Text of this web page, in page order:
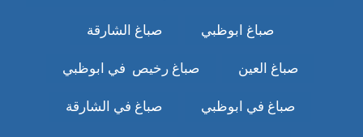
صباغ ابوظبي صباغ الشارقة
صباغ العين صباغ رخيص في ابوظبي
صباغ في ابوظبي صباغ في الشارقة